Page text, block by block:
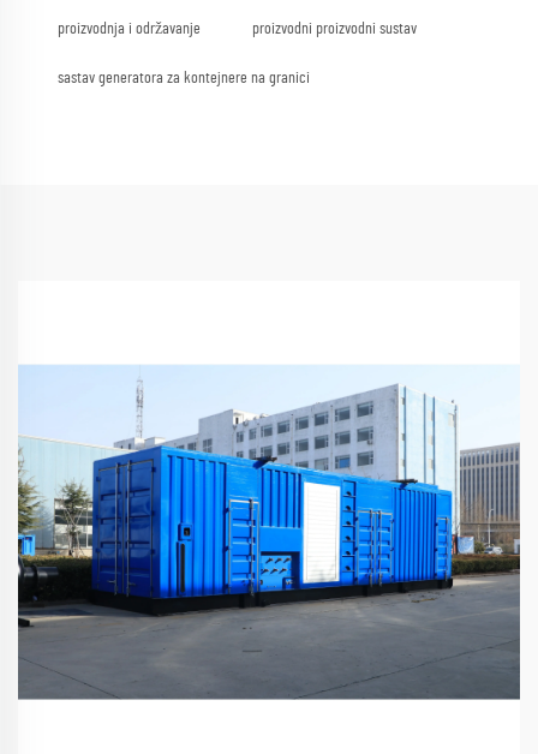
proizvodnja i održavanje proizvodni proizvodni sustav
sastav generatora za kontejnere na granici